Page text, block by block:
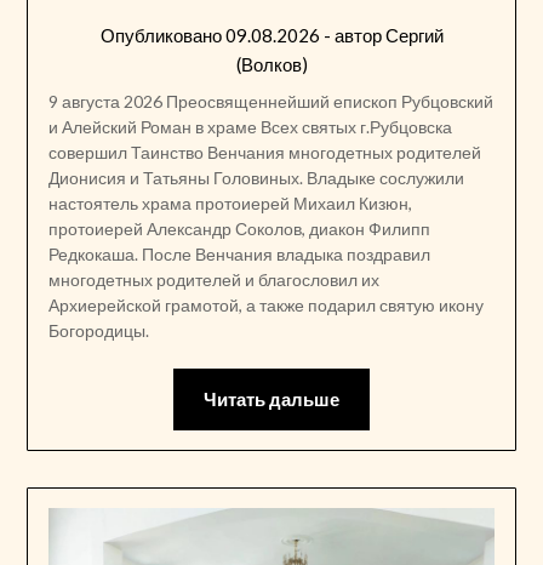
Опубликовано09.08.2026 - авторСергий
(Волков)
9 августа 2026 Преосвященнейший епископ Рубцовский
и Алейский Роман в храме Всех святых г.Рубцовска
совершил Таинство Венчания многодетных родителей
Дионисия и Татьяны Головиных. Владыке сослужили
настоятель храма протоиерей Михаил Кизюн,
протоиерей Александр Соколов, диакон Филипп
Редкокаша. После Венчания владыка поздравил
многодетных родителей и благословил их
Архиерейской грамотой, а также подарил святую икону
Богородицы.
Читать дальше